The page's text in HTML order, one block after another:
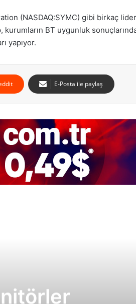
(NASDAQ:SYMC) gibi birkaç
BT uygunluk
yapıyor.
E-Posta ile paylaş